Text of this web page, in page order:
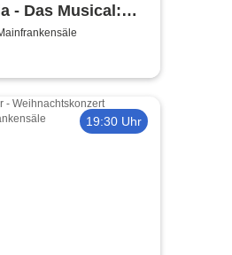
- Das Musical:
Träumen
19:30 Uhr